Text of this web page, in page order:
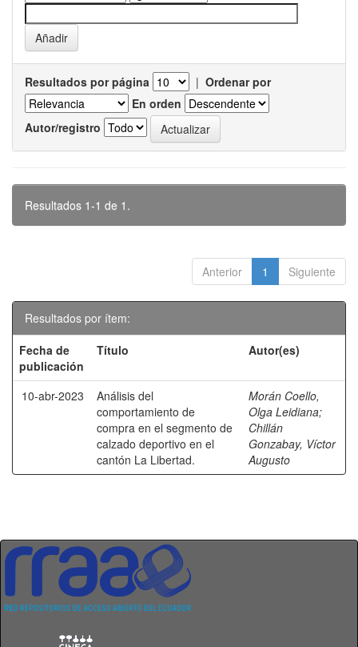
Resultados por página | Ordenar por
En orden
Autor/registro
Resultados 1-1 de 1.
Anterior 1 Siguiente
Resultados por ítem:
Fecha de
publicación
Título Autor(es)
10-abr-2023
Análisis del
comportamiento de
compra en el segmento de
calzado deportivo en el
cantón La Libertad.
Morán Coello,
Olga Leidiana;
Chillán
Gonzabay, Víctor
Augusto